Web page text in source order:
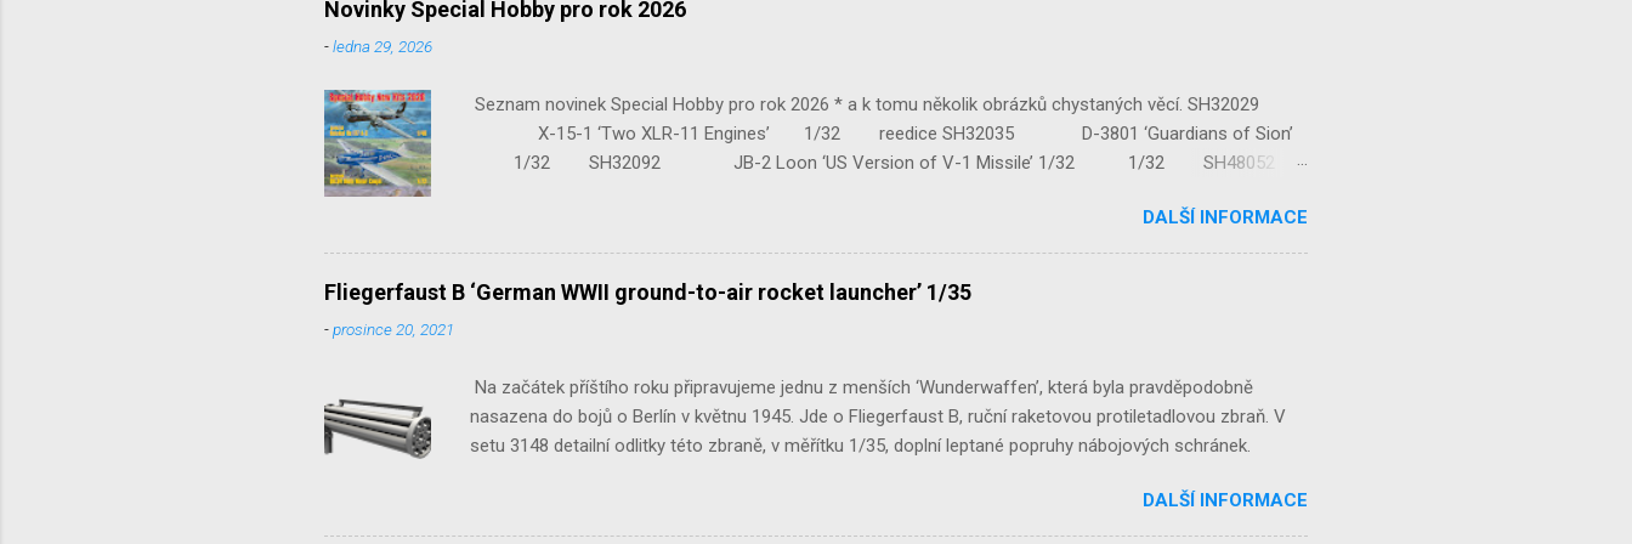
Novinky Special Hobby pro rok 2026
-ledna 29, 2026
Seznam novinek Special Hobby pro rok 2026 * a k tomu několik obrázků chystaných věcí. SH32029
X-15-1 ‘Two XLR-11 Engines’ 1/32 reedice SH32035 D-3801 ‘Guardians of Sion’
1/32 SH32092 JB-2 Loon ‘US Version of V-1 Missile’ 1/32 1/32 SH48052
DALŠÍ INFORMACE
Fliegerfaust B ‘German WWII ground-to-air rocket launcher’ 1/35
-prosince 20, 2021
Na začátek příštího roku připravujeme jednu z menších ‘Wunderwaffen’, která byla pravděpodobně
nasazena do bojů o Berlín v květnu 1945. Jde o Fliegerfaust B, ruční raketovou protiletadlovou zbraň. V
setu 3148 detailní odlitky této zbraně, v měřítku 1/35, doplní leptané popruhy nábojových schránek.
DALŠÍ INFORMACE